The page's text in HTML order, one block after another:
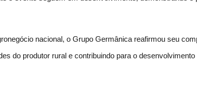
nacional, o Grupo Germânica reafirmou seu
do produtor rural e contribuindo para o